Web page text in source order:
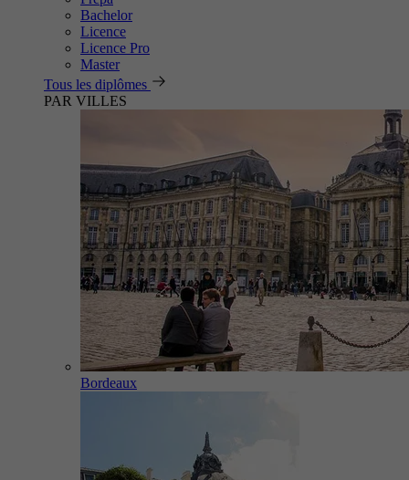
Bachelor
Licence
Licence Pro
Master
Tous les diplômes
PAR VILLES
Bordeaux